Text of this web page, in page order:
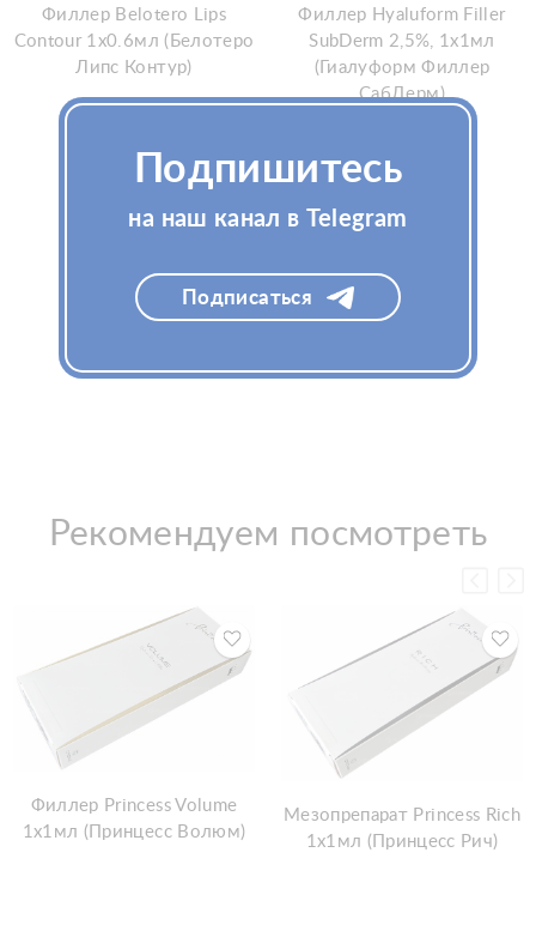
Филлер Belotero Lips
Contour 1x0.6мл (Белотеро
Липс Контур)
Узнать цену
Филлер Hyaluform Filler
SubDerm 2,5%, 1x1мл
(Гиалуформ Филлер
СабДерм)
Рекомендуем посмотреть
Филлер Princess Volume
1x1мл (Принцесс Волюм)
Мезопрепарат Princess Rich
1x1мл (Принцесс Рич)
Подпишитесь
на наш канал в Telegram
Подписаться